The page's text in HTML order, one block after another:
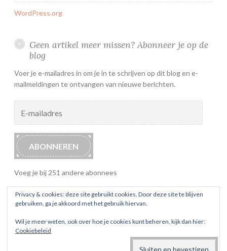
WordPress.org
Geen artikel meer missen? Abonneer je op de
blog
Voer je e-mailadres in om je in te schrijven op dit blog en e-
mailmeldingen te ontvangen van nieuwe berichten.
mailadres
ABONNEREN
Voeg je bij 251 andere abonnees
ONDERSTEUND DOOR WORDPRESS
Privacy & cookies: deze site gebruikt cookies. Door deze site te blijven
gebruiken, ga je akkoord met het gebruik hiervan.
Wil je meer weten, ook over hoe je cookies kunt beheren, kijk dan hier:
Cookiebeleid